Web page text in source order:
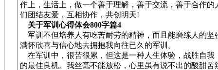
作上，生活上，做一个善于理解，善于交流，善于合作的
们团结友爱，互相协作，共创明天!
关于军训心得体会800字篇4
军训不但培养人有吃苦耐劳的精神，而且能磨练人的坚
满怀欣喜与信心地去拥抱我向往已久的军训。
在军训中，很苦很累，但这是一种人生体验，战胜自我
的最佳良机。我丝毫不能放松，心里虽有说不出的酸甜苦